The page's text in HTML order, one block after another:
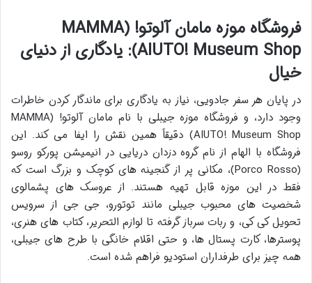
فروشگاه موزه مامان آلوتو! (MAMMA
AIUTO! Museum Shop): یادگاری از دنیای
خیال
در پایان هر سفر جادویی، نیاز به یادگاری برای ماندگار کردن خاطرات
وجود دارد، و فروشگاه موزه جیبلی با نام مامان آلوتو! (MAMMA
AIUTO! Museum Shop) دقیقاً همین نقش را ایفا می کند. این
فروشگاه با الهام از نام گروه دزدان دریایی در انیمیشن پورکو روسو
(Porco Rosso)، مکانی پر از گنجینه های کوچک و بزرگ است که
فقط در این موزه قابل تهیه هستند. از عروسک های پشمالوی
شخصیت های محبوب جیبلی مانند توتورو، جی جی از سرویس
تحویل کی کی، و ربات سرباز گرفته تا لوازم التحریر، کتاب های هنری،
پوسترها، کارت پستال ها، و حتی اقلام خانگی با طرح های جیبلی،
همه چیز برای طرفداران استودیو فراهم شده است.